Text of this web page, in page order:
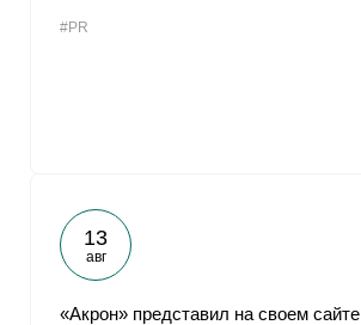
#PR
13
авг
«Акрон» представил на своем